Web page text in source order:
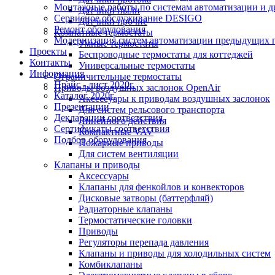
Монтажные работы по системам автоматизации и
Сервисное обслуживание DESIGO
Ремонт оборудования
Модернизация систем автоматизации
Проекты
Контакты
Информация
Прайс - лист 2020г.
Каталог 2020г.
Презентации
Декларации соответствия
Сертификаты соответствия
Подбор оборудования
Датчики пыли
Датчики прочие
Комнатные термостаты
Умные термостаты
Беспроводные термостаты для коттеджей
Универсальные термостаты
Ограничительные термостаты
Приводы воздушных заслонок OpenAir
Аксессуары к приводам воздушных заслонок
Для систем рельсового транспорта
Линейного действия
Компактные VAV
Пожарные приводы
Для систем вентиляции
Клапаны и приводы
Аксессуары
Клапаны для фенкойлов и конвекторов
Дисковые затворы (баттерфляй)
Радиаторные клапаны
Термостатические головки
Приводы
Регуляторы перепада давления
Клапаны и приводы для холодильных систем
Комбиклапаны